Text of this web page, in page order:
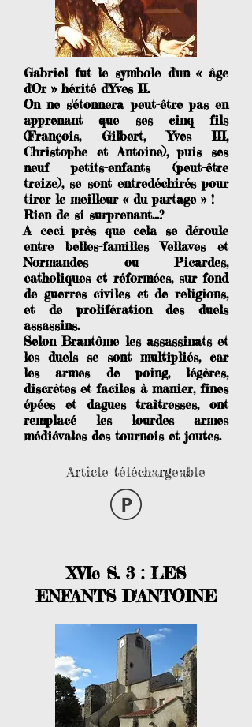
Gabriel fut le symbole d'un « âge
d'Or » hérité d'Yves II.
On ne s'étonnera peut-être pas en
apprenant que ses cinq fils
(François, Gilbert, Yves III,
Christophe et Antoine), puis ses
neuf petits-enfants (peut-être
treize), se sont entredéchirés pour
tirer le meilleur « du partage » !
Rien de si surprenant...?
A ceci près que cela se déroule
entre belles-familles Vellaves et
Normandes ou Picardes,
catholiques et réformées, sur fond
de guerres civiles et de religions,
et de prolifération des duels
assassins.
Selon Brantôme les assassinats et
les duels se sont multipliés, car
les armes de poing, légères,
discrètes et faciles à manier, fines
épées et dagues traîtresses, ont
remplacé les lourdes armes
médiévales des tournois et joutes.
Article téléchargeable
XVIe S. 3 : LES
ENFANTS D'ANTOINE